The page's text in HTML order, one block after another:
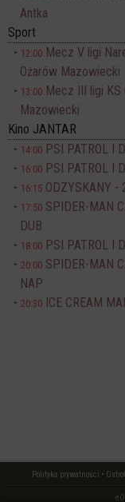
Antka
Sport
12:00 Mecz V ligi
Ożarów Mazowiecki
13:00 Mecz III ligi KS
Mazowiecki
Kino JANTAR
14:00 PSI PATROL I
16:00 PSI PATROL I
16:15 ODZYSKANY -
17:50 SPIDER-MAN
DUB
18:00 PSI PATROL I
20:00 SPIDER-MAN
NAP
20:30 ICE CREAM
Polityka prywatności •